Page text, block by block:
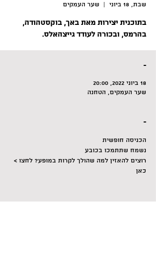
שבת, 18 ביוני
  |
שער העמקים
בהרמס, ובכורה לעודד גייצהאלס.
-
18 ביוני 2022, 20:00
שער העמקים, הטחנה
-
הכניסה חופשית
נשמח שתתמכו בכובע
רוצים להאזין למה שהולך לקרות במופע? לחצו >
כאן